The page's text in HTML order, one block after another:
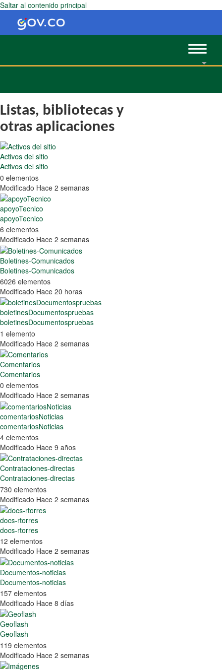
Saltar al contenido principal
Toggle
Listas, bibliotecas y
otras aplicaciones
Activos del sitio
Activos del sitio
0 elementos
Modificado Hace 2 semanas
apoyoTecnico
apoyoTecnico
6 elementos
Modificado Hace 2 semanas
Boletines-Comunicados
Boletines-Comunicados
6026 elementos
Modificado Hace 20 horas
boletinesDocumentospruebas
boletinesDocumentospruebas
1 elemento
Modificado Hace 2 semanas
Comentarios
Comentarios
0 elementos
Modificado Hace 2 semanas
comentariosNoticias
comentariosNoticias
4 elementos
Modificado Hace 9 años
Contrataciones-directas
Contrataciones-directas
730 elementos
Modificado Hace 2 semanas
docs-rtorres
docs-rtorres
12 elementos
Modificado Hace 2 semanas
Documentos-noticias
Documentos-noticias
157 elementos
Modificado Hace 8 días
Geoflash
Geoflash
119 elementos
Modificado Hace 2 semanas